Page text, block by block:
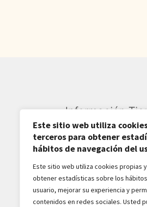
Este sitio web utiliza
terceros para obtener
hábitos de navegación del
Este sitio web utiliza cookies propias
obtener estadísticas sobre los
usuario, mejorar su experiencia y
contenidos en redes sociales. Usted
Información
Sardarán SL CIF:
Av. Pirineos 27, Nave 6
San Sebastián de los
28703-Madrid - España
916516162 - 628518856
jaba2288@gmail.com